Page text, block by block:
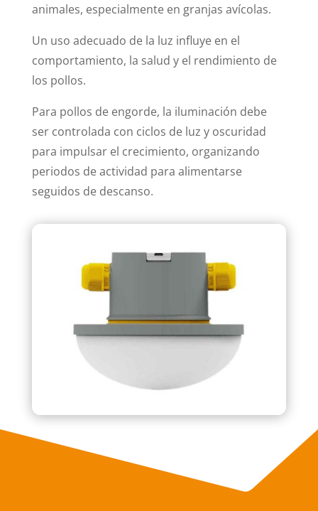
animales, especialmente en granjas avícolas.
Un uso adecuado de la luz influye en el
comportamiento, la salud y el rendimiento de
los pollos.
Para pollos de engorde, la iluminación debe
ser controlada con ciclos de luz y oscuridad
para impulsar el crecimiento, organizando
periodos de actividad para alimentarse
seguidos de descanso.